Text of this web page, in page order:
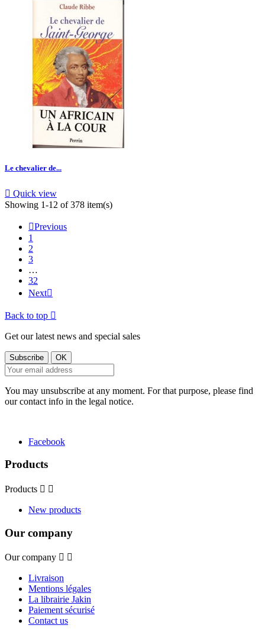
Le chevalier de...
 Quick view
Showing 1-12 of 378 item(s)
Previous
1
2
3
…
32
Next
Back to top 
Get our latest news and special sales
You may unsubscribe at any moment. For that purpose, please find
our contact info in the legal notice.
Facebook
Products
Products  
New products
Our company
Our company  
Livraison
Mentions légales
La librairie Jakin
Paiement sécurisé
Contact us